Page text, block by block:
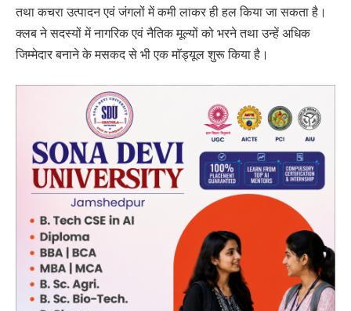
तथा कचरा उत्पादन एवं जंगलों में कमी लाकर ही हल किया जा सकता है।
क्लब ने सदस्यों में नागरिक एवं नैतिक मूल्यों को भरने तथा उन्हें अधिक
जिम्मेदार बनाने के मसकद से भी एक माॅड्यूल शुरू किया है।